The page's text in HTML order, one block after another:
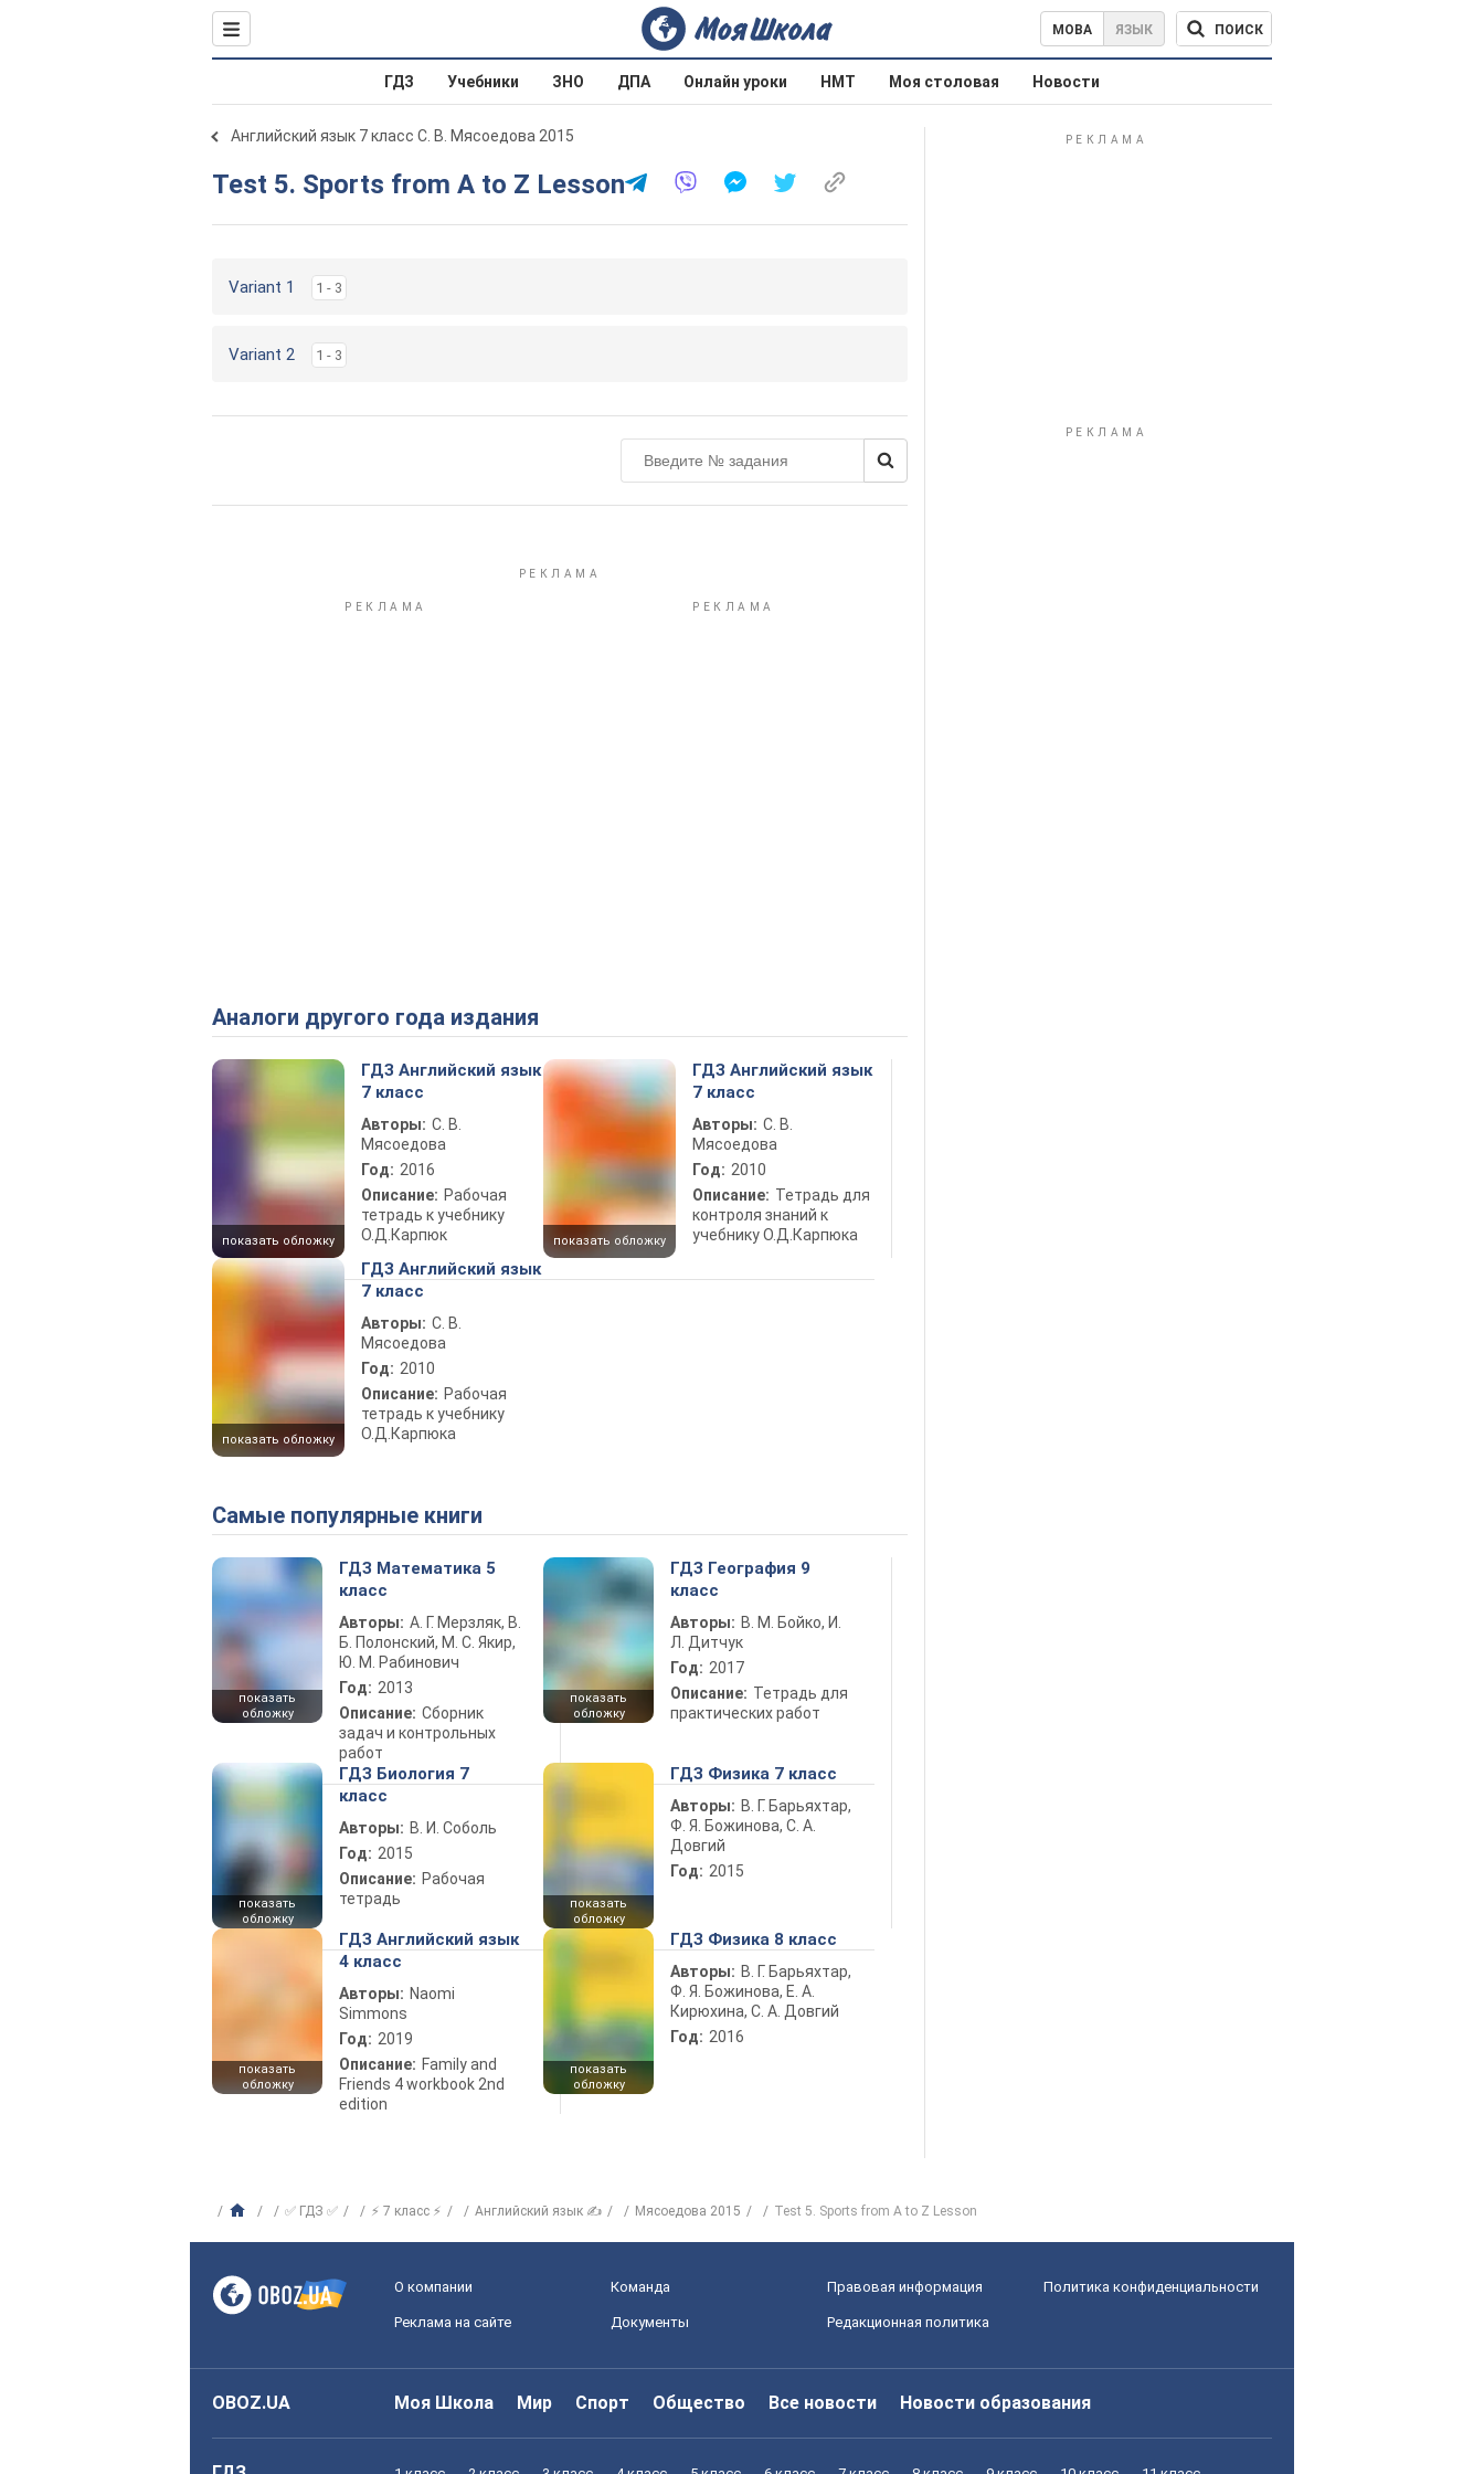
МОВА ЯЗЫК ПОИСК
ГДЗ Учебники ЗНО ДПА Онлайн уроки НМТ Моя столовая Новости
Английский язык 7 класс С. В. Мясоедова 2015
Test 5. Sports from A to Z Lesson
Variant 1 1 - 3
Variant 2 1 - 3
Аналоги другого года издания
показать обложку
ГДЗ Английский язык
7 класс
Авторы: С. В.
Мясоедова
Год: 2016
Описание: Рабочая
тетрадь к учебнику
О.Д.Карпюк
показать обложку
ГДЗ Английский язык
7 класс
Авторы: С. В.
Мясоедова
Год: 2010
Описание: Тетрадь для
контроля знаний к
учебнику О.Д.Карпюка
показать обложку
ГДЗ Английский язык
7 класс
Авторы: С. В.
Мясоедова
Год: 2010
Описание: Рабочая
тетрадь к учебнику
О.Д.Карпюка
Самые популярные книги
показать
обложку
ГДЗ Математика 5
класс
Авторы: А. Г. Мерзляк, В.
Б. Полонский, М. С. Якир,
Ю. М. Рабинович
Год: 2013
Описание: Сборник
задач и контрольных
работ
показать
обложку
ГДЗ География 9
класс
Авторы: В. М. Бойко, И.
Л. Дитчук
Год: 2017
Описание: Тетрадь для
практических работ
показать
обложку
ГДЗ Биология 7
класс
Авторы: В. И. Соболь
Год: 2015
Описание: Рабочая
тетрадь
показать
обложку
ГДЗ Физика 7 класс
Авторы: В. Г. Барьяхтар,
Ф. Я. Божинова, С. А.
Довгий
Год: 2015
показать
обложку
ГДЗ Английский язык
4 класс
Авторы: Naomi
Simmons
Год: 2019
Описание: Family and
Friends 4 workbook 2nd
edition
показать
обложку
ГДЗ Физика 8 класс
Авторы: В. Г. Барьяхтар,
Ф. Я. Божинова, Е. А.
Кирюхина, С. А. Довгий
Год: 2016
✅ ГДЗ ✅ ⚡ 7 класс ⚡ Английский язык ✍ Мясоедова 2015 Test 5. Sports from A to Z Lesson
О компании Команда Правовая информация Политика конфиденциальности
Реклама на сайте Документы Редакционная политика
OBOZ.UA Моя Школа Мир Спорт Общество Все новости Новости образования